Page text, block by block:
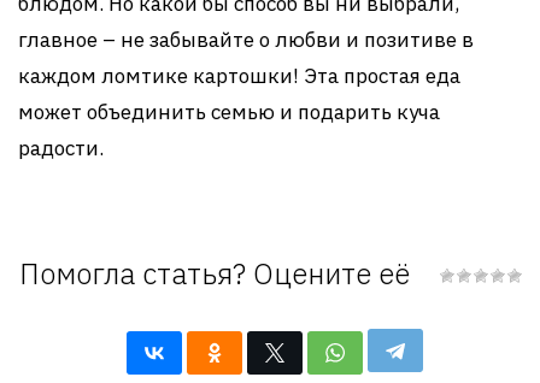
главное – не забывайте о любви и позитиве в
каждом ломтике картошки! Эта простая еда
может объединить семью и подарить куча
радости.
Помогла статья? Оцените её